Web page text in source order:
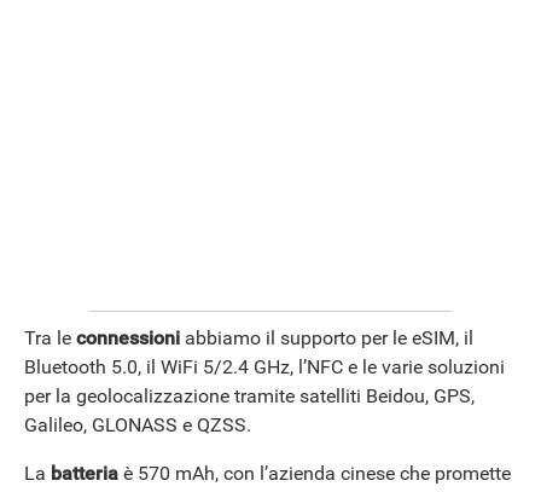
Tra le connessioni abbiamo il supporto per le eSIM, il
Bluetooth 5.0, il WiFi 5/2.4 GHz, l’NFC e le varie soluzioni
per la geolocalizzazione tramite satelliti Beidou, GPS,
Galileo, GLONASS e QZSS.
La batteria è 570 mAh, con l’azienda cinese che promette